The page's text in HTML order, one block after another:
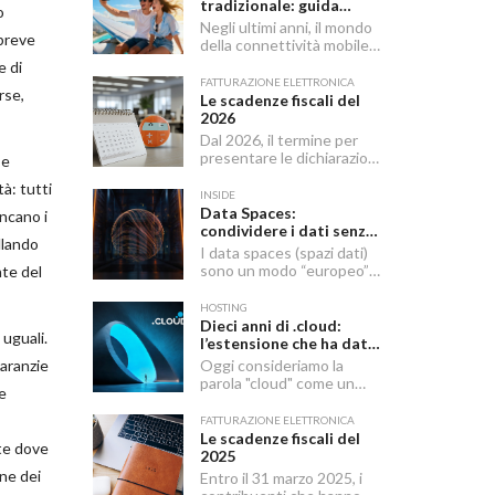
di
tutti
i
del
dove
dei
tradizionale: guida
completa 2026
Negli ultimi anni, il mondo
della connettività mobile
trasformazione silenziosa
ma profonda. La eSIM —
abbreviazione di
embedded SIM — sta
sostituendo
gradualmente la SIM
maggiore flessibilità e un
approccio più moderno alla
gestione delle linee mobili.
FATTURAZIONE ELETTRONICA
Le scadenze fiscali del
2026
Dal 2026, il termine per
presentare le dichiarazioni
redditi e di IRAP è
stabilito dal 15 aprile al 31
ottobre dell’anno
successivo al periodo
d’imposta cui le stesse si
riferiscono.
INSIDE
Data Spaces:
condividere i dati senza
perderne il controllo.
Ecco il futuro
dell’economia europea
I data spaces (spazi dati)
sono un modo “europeo” e
dati tra aziende e partner
senza perdere il controllo:
un insieme di regole,
strumenti e servizi che
rendono lo scambio sicuro,
tracciabile e
HOSTING
Dieci anni di .cloud:
l’estensione che ha dato
un nome al futuro
digitale
Oggi consideriamo la
parola "cloud" come un
nostro quotidiano digitale,
ma c’è stato un momento
preciso in cui ha smesso di
essere solo un concetto
tecnico per diventare
FATTURAZIONE ELETTRONICA
Le scadenze fiscali del
2025
Entro il 31 marzo 2025, i